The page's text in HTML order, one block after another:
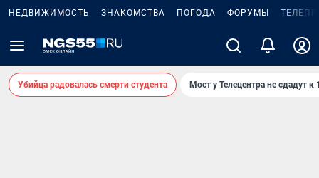
НЕДВИЖИМОСТЬ ЗНАКОМСТВА ПОГОДА ФОРУМЫ
Убийца радовалась смерти студента Мост у Телецентра не сдадут к